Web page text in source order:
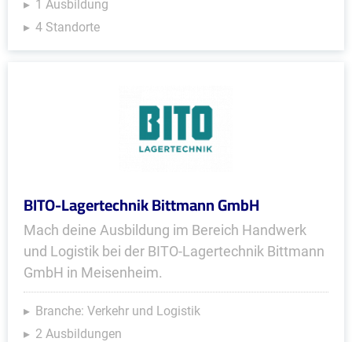
1 Ausbildung
4 Standorte
BITO-Lagertechnik Bittmann GmbH
Mach deine Ausbildung im Bereich Handwerk
und Logistik bei der BITO-Lagertechnik Bittmann
GmbH in Meisenheim.
Branche: Verkehr und Logistik
2 Ausbildungen